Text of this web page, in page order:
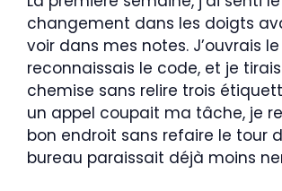
changement dans les doigts
voir dans mes notes. J’ouvrais
reconnaissais le code, et je
chemise sans relire trois
un appel coupait ma tâche, je
bon endroit sans refaire le tour
bureau paraissait déjà moins